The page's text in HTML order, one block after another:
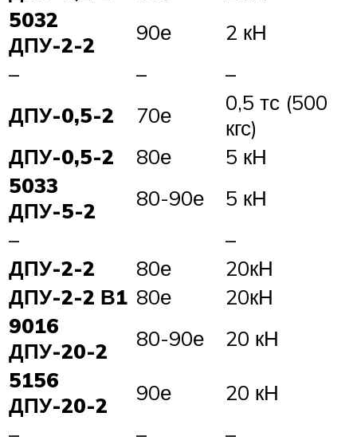
5032
ДПУ-2-2
90е
2 кН
–
–
–
ДПУ-0,5-2
70е
0,5 тс (500
кгс)
ДПУ-0,5-2
80е
5 кН
5033
ДПУ-5-2
80-90е
5 кН
–
–
ДПУ-2-2
80е
20кН
ДПУ-2-2 В1 80е
20кН
9016
ДПУ-20-2
80-90е
20 кН
5156
ДПУ-20-2
90е
20 кН
–
–
–